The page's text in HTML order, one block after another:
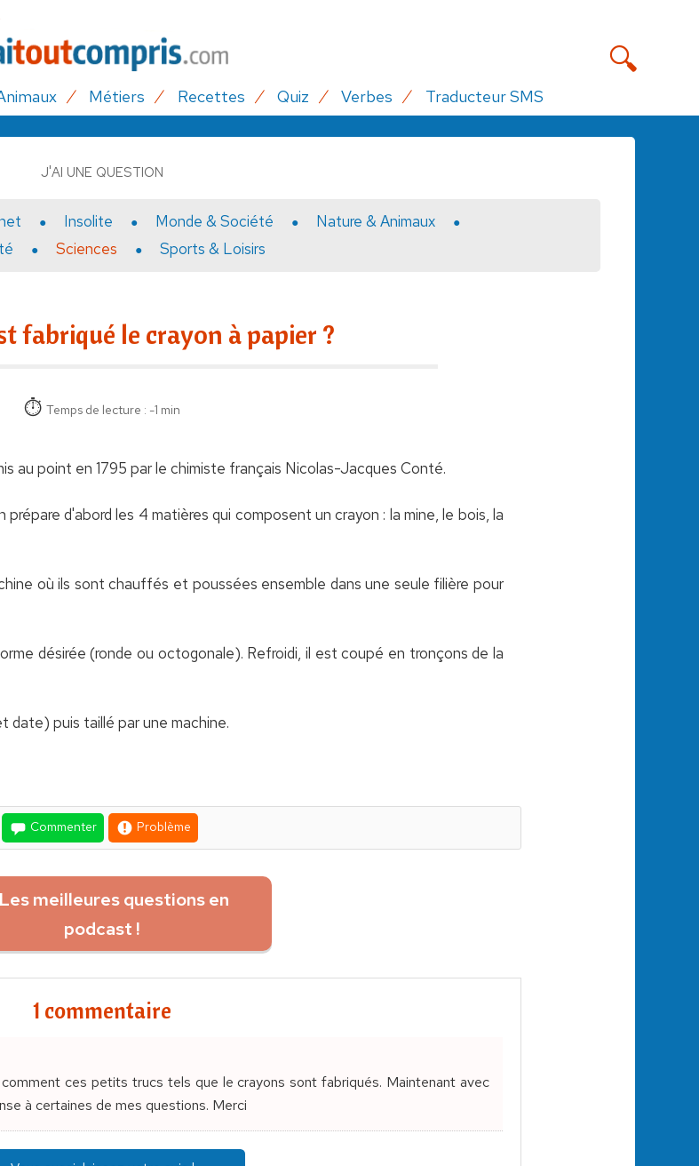
Métiers Recettes Quiz Verbes Traducteur SMS
J'AI UNE QUESTION
Insolite Monde & Société
Nature & Animaux
Sciences Sports & Loisirs
fabriqué le crayon à papier ?
Temps de lecture : -1 min
au point en 1795 par le chimiste français Nicolas-Jacques Conté.
d'abord les 4 matières qui composent un crayon : la mine, le bois, la
où ils sont chauffés et poussées ensemble dans une seule filière pour
désirée (ronde ou octogonale). Refroidi, il est coupé en tronçons de la
date) puis taillé par une machine.
Commenter Problème
meilleures questions en
podcast !
1 commentaire
ces petits trucs tels que le crayons sont fabriqués. Maintenant avec
à certaines de mes questions. Merci